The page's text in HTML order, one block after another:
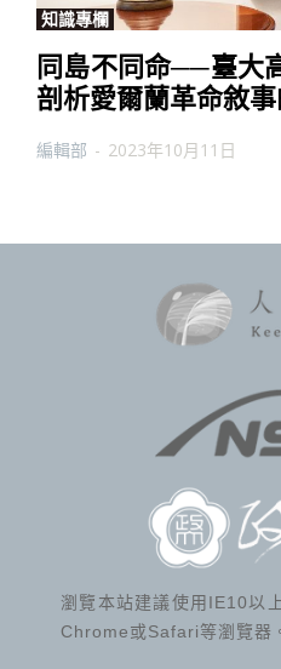
知識專欄
同島不同命──臺大
剖析愛爾蘭革命敘
編輯部 - 2023年10月11日
瀏覽本站建議使用IE10以
Chrome或Safari等瀏覽器